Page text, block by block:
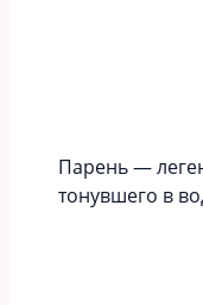
Парень —
тонувшего в